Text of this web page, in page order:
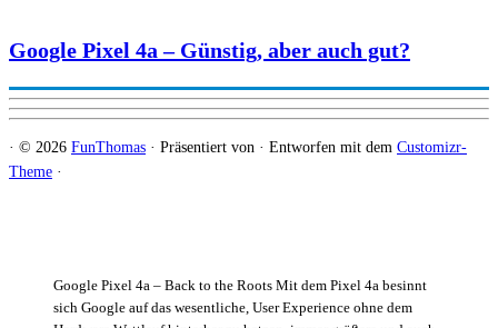
Google Pixel 4a – Back to the Roots Mit dem Pixel 4a besinnt
sich Google auf das wesentliche, User Experience ohne dem
Google Pixel 4a – Günstig, aber auch gut?
· © 2026 FunThomas · Präsentiert von · Entworfen mit dem Customizr-
Theme ·